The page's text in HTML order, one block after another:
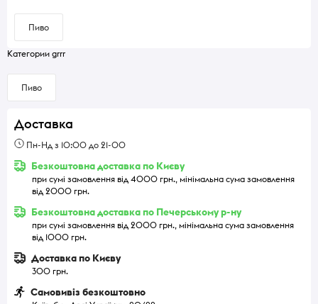
Пиво
Категории grrr
Пиво
Доставка
Пн-Нд з 10:00 до 21-00
Безкоштовна доставка по Києву
при сумі замовлення від 4000 грн., мінімальна сума замовлення
від 2000 грн.
Безкоштовна доставка по Печерському р-ну
при сумі замовлення від 2000 грн., мінімальна сума замовлення
від 1000 грн.
Доставка по Києву
300 грн.
Самовивіз безкоштовно